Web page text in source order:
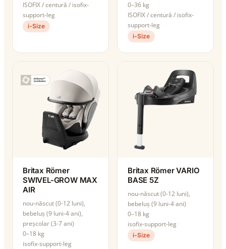
ISOFIX / centură / isofix-
support-leg
i-Size
0–36 kg
ISOFIX / centură / isofix-
support-leg
i-Size
Britax Römer
SWIVEL-GROW MAX
AIR
nou-născut (0-12 luni),
bebeluș (9 luni-4 ani),
preșcolar (3-7 ani)
0–18 kg
isofix-support-leg
Britax Römer VARIO
BASE 5Z
nou-născut (0-12 luni),
bebeluș (9 luni-4 ani)
0–18 kg
isofix-support-leg
i-Size